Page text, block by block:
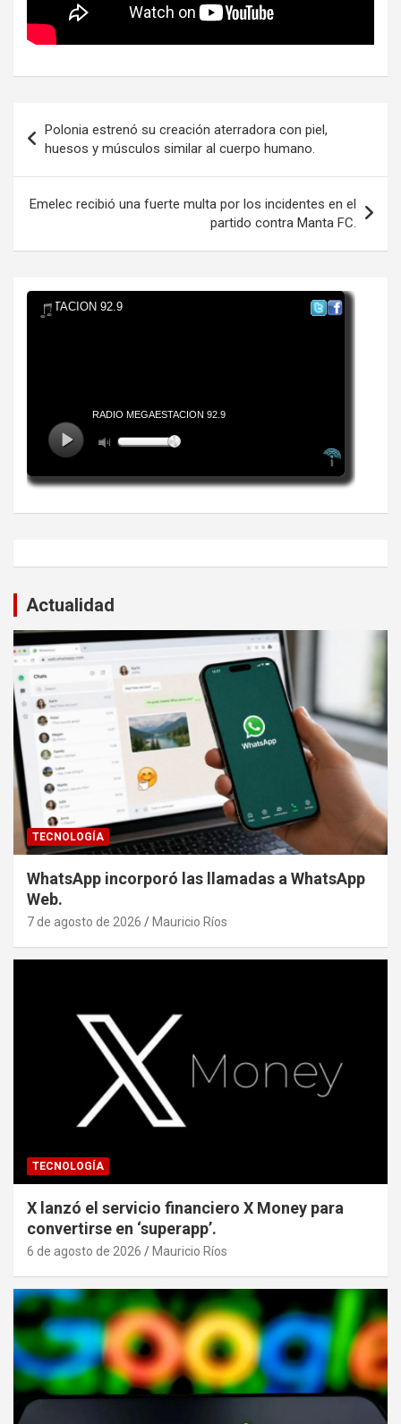
de
entradas
Polonia estrenó su creación aterradora con piel,
huesos y músculos similar al cuerpo humano.
Emelec recibió una fuerte multa por los incidentes en el
partido contra Manta FC.
Actualidad
TECNOLOGÍA
WhatsApp incorporó las llamadas a WhatsApp
Web.
7 de agosto de 2026 Mauricio Ríos
TECNOLOGÍA
X lanzó el servicio financiero X Money para
convertirse en ‘superapp’.
6 de agosto de 2026 Mauricio Ríos